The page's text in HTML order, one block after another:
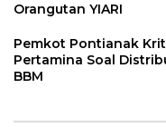
Orangutan YIARI
Pemkot Pontianak
Pertamina Soal
BBM